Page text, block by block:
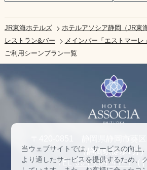
JR東海ホテルズ
ホテルアソシア静岡（JR東
レストラン&バー
メインバー「エストマーレ」
ご利用シーンプラン一覧
（静岡駅徒歩1分）
TEL:054-254-4141（
当ウェブサイトでは、サービスの向上
より適したサービスを提供するため、